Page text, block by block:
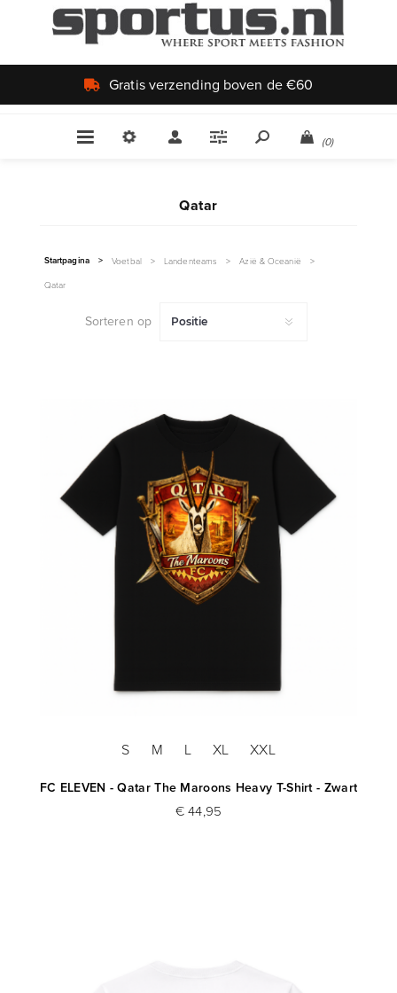
Gratis verzending boven de €60
(0)
Startpagina > Voetbal > Landenteams > Azië & Oceanië
>
Qatar
Qatar
Sorteren op
S M L XL XXL
FC ELEVEN - Qatar The Maroons Heavy T-Shirt - Zwart
€ 44,95